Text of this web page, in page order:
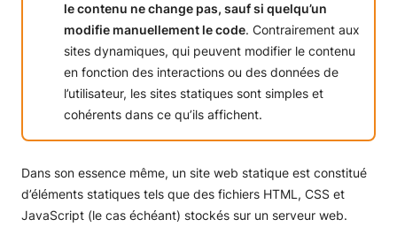
le contenu ne change pas, sauf si quelqu’un
modifie manuellement le code. Contrairement aux
sites dynamiques, qui peuvent modifier le contenu
en fonction des interactions ou des données de
l’utilisateur, les sites statiques sont simples et
cohérents dans ce qu’ils affichent.
Dans son essence même, un site web statique est constitué
d’éléments statiques tels que des fichiers HTML, CSS et
JavaScript (le cas échéant) stockés sur un serveur web.